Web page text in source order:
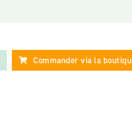
Commander via la